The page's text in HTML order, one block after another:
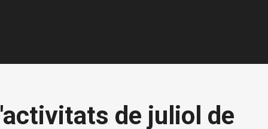
de juliol de